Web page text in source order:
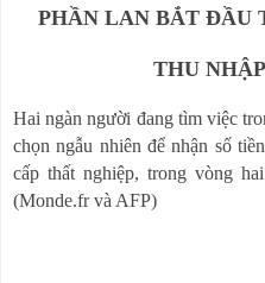
PHẦN LAN BẮT ĐẦU
THU
Hai ngàn người đang tìm việc
chọn ngẫu nhiên để nhận số
cấp thất nghiệp, trong vòng
(Monde.fr và AFP)